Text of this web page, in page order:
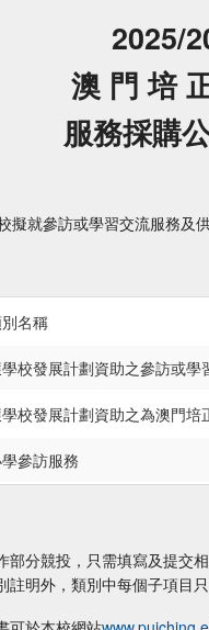
2025/
澳 門 培
服務採購
就參訪或學習交流服務及
名稱
校發展計劃資助之參訪或學
校發展計劃資助之為澳門培
參訪服務
部分競投，只需填寫及提交
註明外，類別中每個子項目只